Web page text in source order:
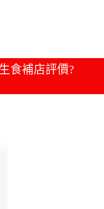
食補店評價?